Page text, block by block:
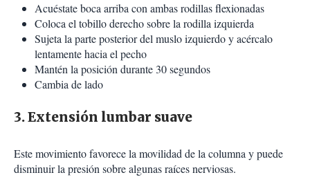
Acuéstate boca arriba con ambas rodillas flexionadas
Coloca el tobillo derecho sobre la rodilla izquierda
Sujeta la parte posterior del muslo izquierdo y acércalo
lentamente hacia el pecho
Mantén la posición durante 30 segundos
Cambia de lado
3. Extensión lumbar suave
Este movimiento favorece la movilidad de la columna y puede
disminuir la presión sobre algunas raíces nerviosas.